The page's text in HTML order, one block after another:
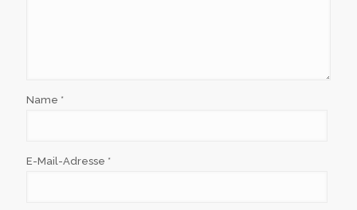
Name *
E-Mail-Adresse *